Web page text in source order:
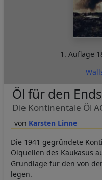
1. Auflage
Karsten Linne
Öl für den
Die Kontinentale Öl
Die 1941 gegründete
Ölquellen des Kaukasus
Grundlage für den von
legen.